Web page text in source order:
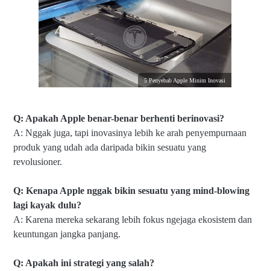
5 Penyebab Apple Minim Inovasi
Q: Apakah Apple benar-benar berhenti berinovasi?
A: Nggak juga, tapi inovasinya lebih ke arah penyempurnaan
produk yang udah ada daripada bikin sesuatu yang
revolusioner.
Q: Kenapa Apple nggak bikin sesuatu yang mind-blowing
lagi kayak dulu?
A: Karena mereka sekarang lebih fokus ngejaga ekosistem dan
keuntungan jangka panjang.
Q: Apakah ini strategi yang salah?